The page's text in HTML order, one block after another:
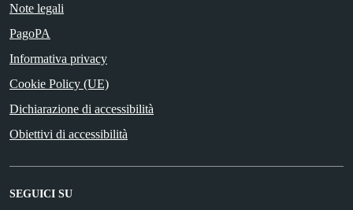
Note legali
PagoPA
Informativa privacy
Cookie Policy (UE)
Dichiarazione di accessibilità
Obiettivi di accessibilità
SEGUICI SU